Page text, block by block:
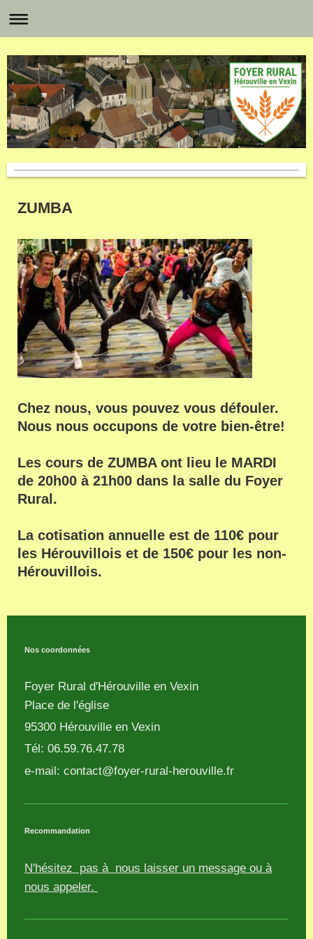
ZUMBA
Chez nous, vous pouvez vous défouler.
Nous nous occupons de votre bien-être!
Les cours de ZUMBA ont lieu le MARDI
de 20h00 à 21h00 dans la salle du Foyer
Rural.
La cotisation annuelle est de 110€ pour
les Hérouvillois et de 150€ pour les non-
Hérouvillois.
Nos coordonnées
Foyer Rural d'Hérouville en Vexin
Place de l'église
95300 Hérouville en Vexin
Tél: 06.59.76.47.78
e-mail: contact@foyer-rural-herouville.fr
Recommandation
N'hésitez pas à nous laisser un message ou à
nous appeler.